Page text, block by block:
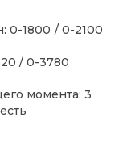
0-1800 / 0-2100
/ 0-3780
момента: 3